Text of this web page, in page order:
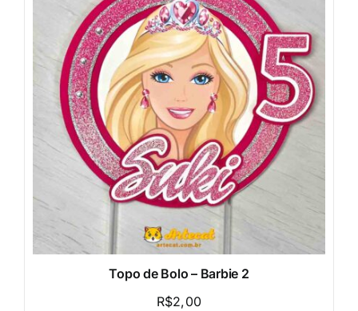
Topo de Bolo – Barbie 2
R$2,00